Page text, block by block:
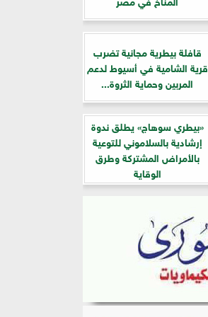
قافلة بيطرية مجانية تضرب
قرية الشامية في أسيوط لدعم
المربين وحماية الثروة...
«بيطري سوهاج» يطلق ندوة
إرشادية بالسلاموني للتوعية
بالأمراض المشتركة وطرق
الوقاية